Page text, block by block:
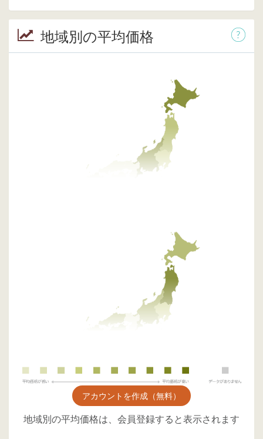
地域別の平均価格
アカウントを作成（無料）
地域別の平均価格は、会員登録すると表示されます